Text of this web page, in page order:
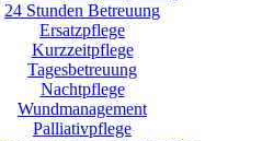
24 Stunden Betreuung
Ersatzpflege
Kurzzeitpflege
Tagesbetreuung
Nachtpflege
Wundmanagement
Palliativpflege